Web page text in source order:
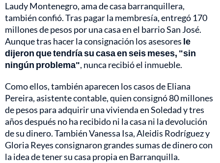
Laudy Montenegro, ama de casa barranquillera,
también confió. Tras pagar la membresía, entregó 170
millones de pesos por una casa en el barrio San José.
Aunque tras hacer la consignación los asesores le
dijeron que tendría su casa en seis meses, "sin
ningún problema", nunca recibió el inmueble.
Como ellos, también aparecen los casos de Eliana
Pereira, asistente contable, quien consignó 80 millones
de pesos para adquirir una vivienda en Soledad y tres
años después no ha recibido ni la casa ni la devolución
de su dinero. También Vanessa Isa, Aleidis Rodríguez y
Gloria Reyes consignaron grandes sumas de dinero con
la idea de tener su casa propia en Barranquilla.